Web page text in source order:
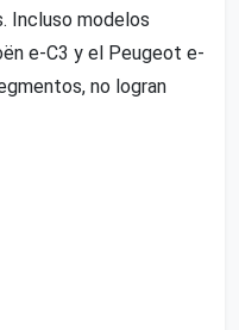
Incluso modelos
e-C3 y el Peugeot e-
no logran